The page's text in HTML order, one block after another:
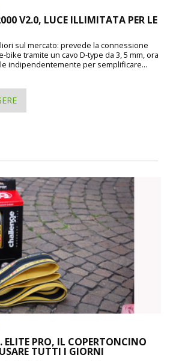
V2.0, LUCE ILLIMITATA PER LE
sul mercato: prevede la connessione
bike tramite un cavo D-type da 3, 5 mm, ora
indipendentemente per semplificare...
ELITE PRO, IL COPERTONCINO
TUTTI I GIORNI